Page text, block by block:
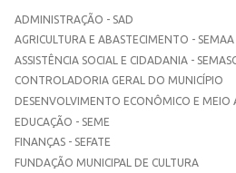
ADMINISTRAÇÃO - SAD
AGRICULTURA E ABASTECIMENTO - SEMAA
ASSISTÊNCIA SOCIAL E CIDADANIA -
CONTROLADORIA GERAL DO MUNICÍPIO
DESENVOLVIMENTO ECONÔMICO E MEIO
EDUCAÇÃO - SEME
FINANÇAS - SEFATE
FUNDAÇÃO MUNICIPAL DE CULTURA